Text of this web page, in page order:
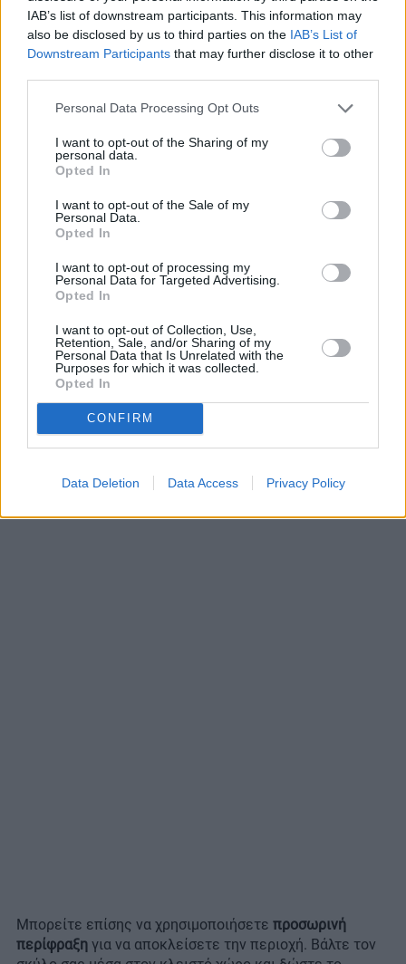
IAB’s list of downstream participants. This information may
also be disclosed by us to third parties on the IAB’s List of
Downstream Participants that may further disclose it to other
Personal Data Processing Opt Outs
I want to opt-out of the Sharing of my
personal data.
Opted In
I want to opt-out of the Sale of my
Personal Data.
Opted In
I want to opt-out of processing my
Personal Data for Targeted Advertising.
Opted In
I want to opt-out of Collection, Use,
Retention, Sale, and/or Sharing of my
Personal Data that Is Unrelated with the
Purposes for which it was collected.
Opted In
CONFIRM
Data Deletion Data Access Privacy Policy
Ανταμείψτε τον σκύλο σαςμόνο όταν πηγαίνειστο
συγκεκριμένο σημείο.
Περιορίστε τον σκύλο σε ένα σημείο
είναι εκπαιδευμένος να γυροφέρνει παντού στο σπίτι
κάνοντας ό,τι θέλει, έτσι και σε έναν που δεν έχει
εκπαιδευτεί για να πηγαίνει για την ανάγκη του σε ένα
σημείο δεν θα πρέπει να του έχετε
πρόσβασησε όλη την αυλή. Για αυτό ο καλύτερος
τρόπος για να κρατήσετε τον σκύλο σας από το να βγει
έξω από την περιοχή που έχετε επιλέξει είναι να τον
κρατήσετε με λουρί. Μην τον αφήσετε να εξερευνήσει
άλλες περιοχές της αυλής μέχρι να κάνει την ανάγκη
Μπορείτε επίσης να χρησιμοποιήσετε προσωρινή
περίφραξη για να αποκλείσετε την περιοχή. Βάλτε τον